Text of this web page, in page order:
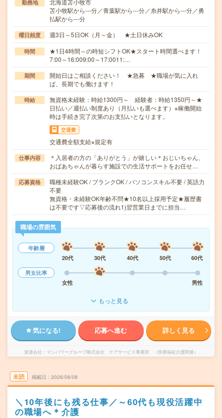
勤務地
北海道苫小牧市
苫小牧駅から---分／青葉駅から---分／糸井駅から---分／勇
払駅から---分
曜日頻度 週3日～5日OK（月～金） ★土日休みOK
時間
★1日4時間～の時短シフトOK★スタート時間選べます！
7:00～16:009:00～17:0011:…
期間
開始日はご相談ください！ ★急募 ★職場が気に入れ
ば、長期でも働けます！
時給
無資格未経験：時給1300円～ 経験者：時給1350円～★
日払い／週払い制度あり（月払いも選べます）※稼働開始
時は手続き完了次第のお支払いとなります。
交通費
交通費全額支給※規定有
仕事内容
＊入居者の方の「ありがとう」が嬉しい＊おじいちゃん、
おばあちゃんが暮らす施設での生活サポートをお任せ…
応募資格
職種未経験OK / ブランクOK / パソコンスキル不要 / 英語力
不要
無資格・未経験OK年齢不問★10名以上採用予定★履歴書
は不要です▽応募後の流れ1)翌営業日までに担当…
職場の雰囲気
年齢層
20代
30代 40代 50代
60代
男女比率
女性
男性
もっと見る
気になる! 応募へ進む 詳しく見る
派遣会社 マンパワーグループ株式会社 ケアサービス事業部 （医療福祉介護関連）
未読 掲載日 2026/08/08
＼10年後にも残る仕事／～60代も現役活躍中
の職場へ＊介護